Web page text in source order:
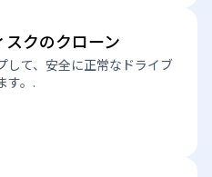
クのクローン
して、安全に正常なドライブ
す。.